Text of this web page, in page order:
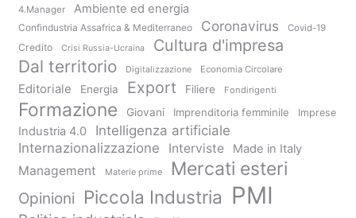
4.Manager Ambiente ed energia
Confindustria Assafrica & Mediterraneo Coronavirus Covid-19
Credito Crisi Russia-Ucraina Cultura d'impresa
Dal territorio Digitalizzazione Economia Circolare
Editoriale Energia Export Filiere Fondirigenti
Formazione Giovani Imprenditoria femminile Imprese
Industria 4.0
Intelligenza artificiale
Internazionalizzazione
Interviste Made in Italy
Management Materie prime Mercati esteri
Opinioni Piccola Industria PMI